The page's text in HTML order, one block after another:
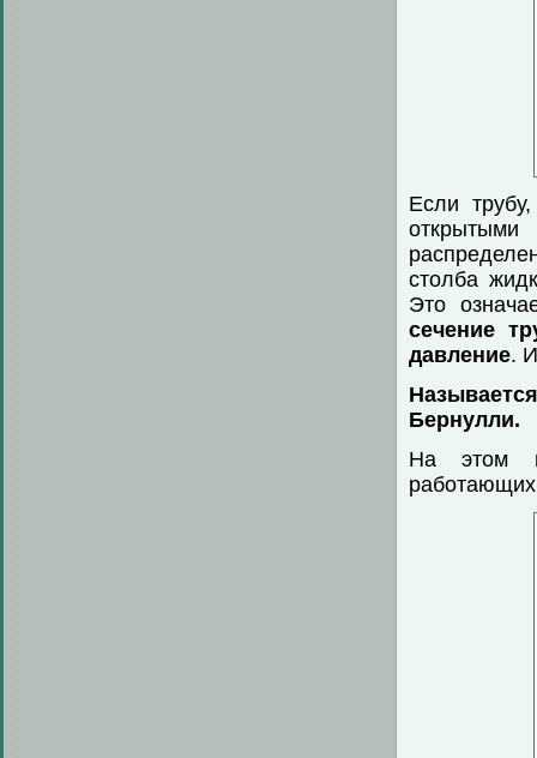
Если
столба
Это
сечение
давление.
Бернулли.
На этом
работающих